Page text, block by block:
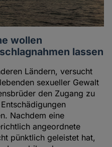
wollen
lassen
Ländern, versucht
sexueller Gewalt
den Zugang zu
Nachdem eine
angeordnete
pünktlich geleistet hat,